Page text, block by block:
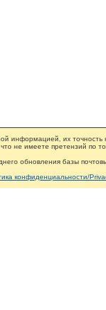
информацией, их
не имеете претензий по
обновления базы
конфиденциальности/